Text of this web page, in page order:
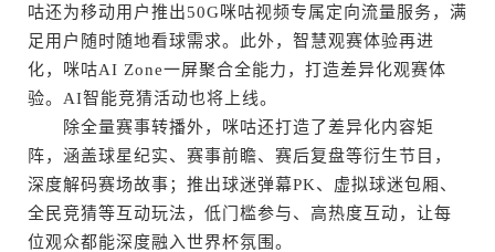
咕还为移动用户推出50G咪咕视频专属定向流量服务，满
足用户随时随地看球需求。此外，智慧观赛体验再进
化，咪咕AI Zone一屏聚合全能力，打造差异化观赛体
验。AI智能竞猜活动也将上线。
除全量赛事转播外，咪咕还打造了差异化内容矩
阵，涵盖球星纪实、赛事前瞻、赛后复盘等衍生节目，
深度解码赛场故事；推出球迷弹幕PK、虚拟球迷包厢、
全民竞猜等互动玩法，低门槛参与、高热度互动，让每
位观众都能深度融入世界杯氛围。